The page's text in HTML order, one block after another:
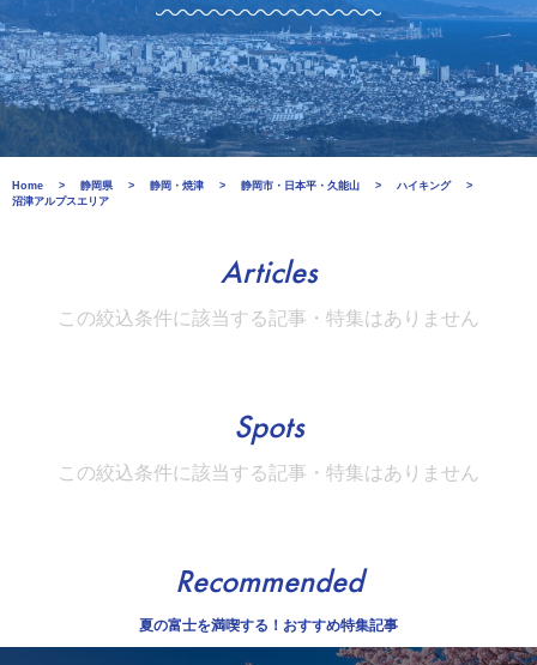
Home 静岡県 静岡・焼津 静岡市・日本平・久能山
ハイキング
沼津アルプスエリア
Articles
この絞込条件に該当する記事・特集はありません
Spots
この絞込条件に該当する記事・特集はありません
Recommended
夏の富士を満喫する！おすすめ特集記事